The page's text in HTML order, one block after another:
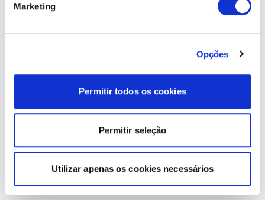
Marketing
Opções
Permitir todos os cookies
Permitir seleção
Utilizar apenas os cookies necessários